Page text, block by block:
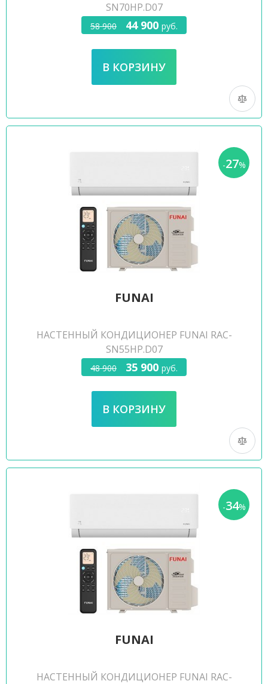
SN70HP.D07
58 900 44 900 руб.
-27%
FUNAI
НАСТЕННЫЙ КОНДИЦИОНЕР FUNAI RAC-
SN55HP.D07
48 900 35 900 руб.
-34%
FUNAI
НАСТЕННЫЙ КОНДИЦИОНЕР FUNAI RAC-